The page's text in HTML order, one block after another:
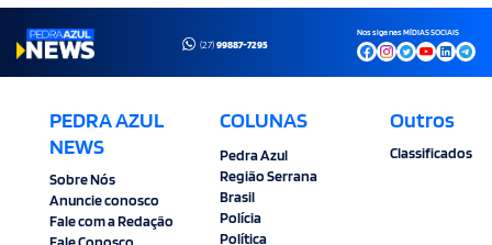
(27)99887-7295
Nos siga nas MÍDIAS SOCIAIS
PEDRA AZUL
NEWS
Sobre Nós
Anuncie conosco
Fale com a Redação
Fale Conosco
COLUNAS
Pedra Azul
Região Serrana
Brasil
Polícia
Política
Outros
Classificados